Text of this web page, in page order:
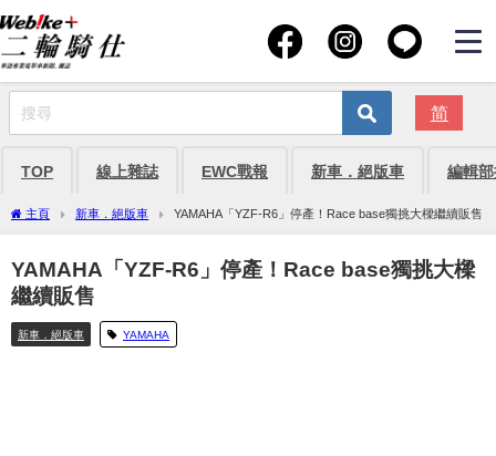
简
TOP 線上雜誌 EWC戰報 新車．絕版車 編輯
主頁 新車．絕版車 YAMAHA「YZF-R6」停產！Race base獨挑大樑繼續販售
YAMAHA「YZF-R6」停產！Race base獨挑大樑
繼續販售
新車．絕版車 YAMAHA